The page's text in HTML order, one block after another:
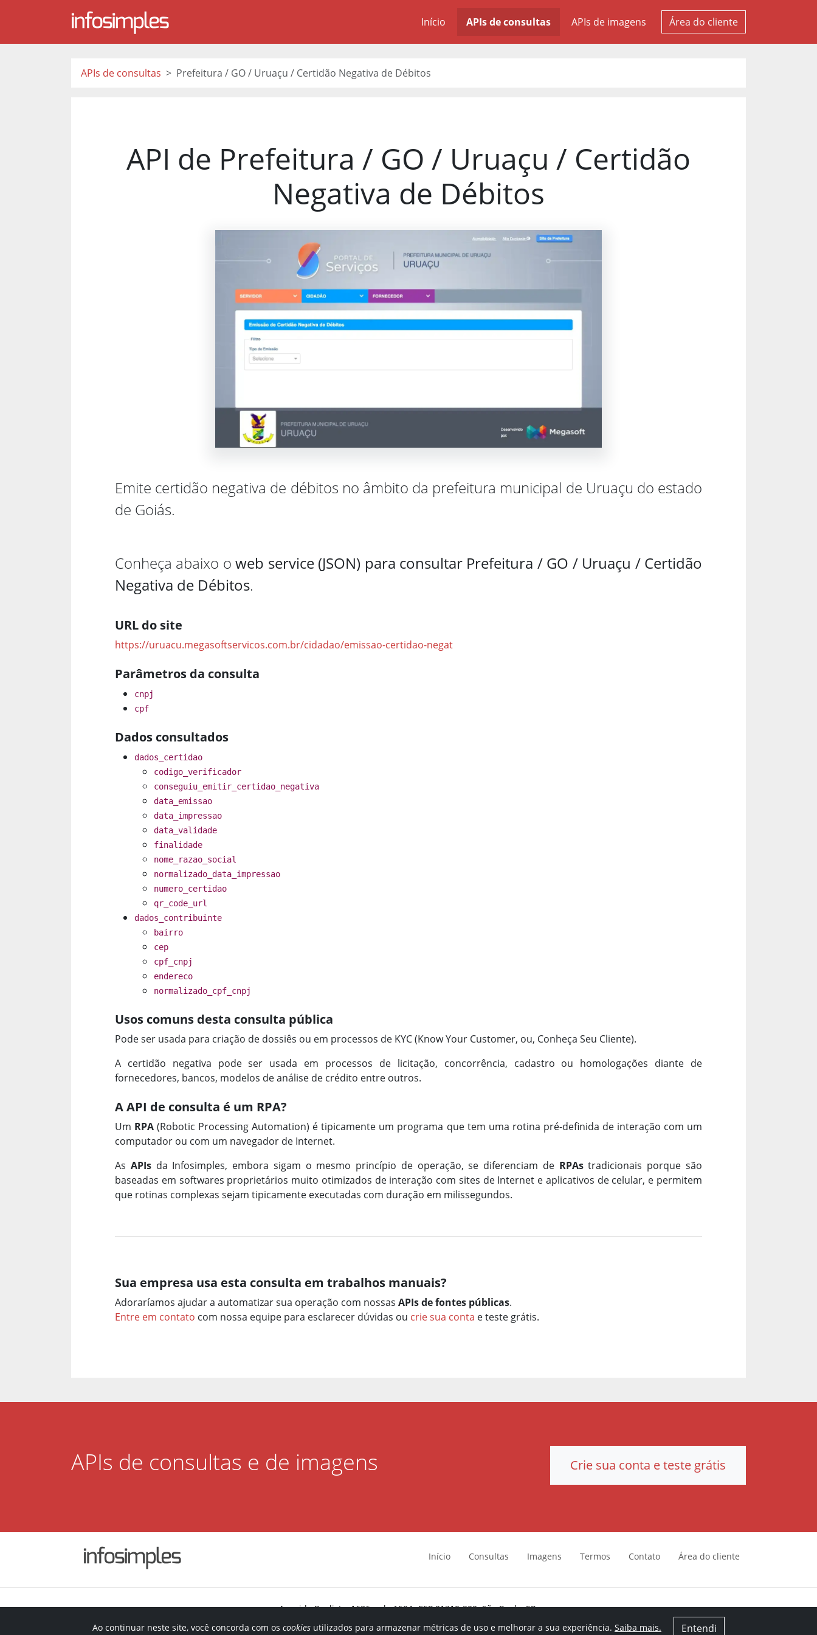
Início APIs de consultas APIs de imagens Área do cliente
APIs de consultas Prefeitura / GO / Uruaçu / Certidão Negativa de Débitos
API de Prefeitura / GO / Uruaçu / Certidão
Negativa de Débitos
Emite certidão negativa de débitos no âmbito da prefeitura municipal de Uruaçu do estado
de Goiás.
Conheça abaixo oweb service (JSON) para consultar Prefeitura / GO / Uruaçu / Certidão
Negativa de Débitos.
URL do site
https://uruacu.megasoftservicos.com.br/cidadao/emissao-certidao-negat
Parâmetros da consulta
cnpj
cpf
Dados consultados
dados_certidao
codigo_verificador
conseguiu_emitir_certidao_negativa
data_emissao
data_impressao
data_validade
finalidade
nome_razao_social
normalizado_data_impressao
numero_certidao
qr_code_url
dados_contribuinte
bairro
cep
cpf_cnpj
endereco
normalizado_cpf_cnpj
Usos comuns desta consulta pública
Pode ser usada para criação de dossiês ou em processos de KYC (Know Your Customer, ou, Conheça Seu Cliente).
A certidão negativa pode ser usada em processos de licitação, concorrência, cadastro ou homologações diante de
fornecedores, bancos, modelos de análise de crédito entre outros.
A API de consulta é um RPA?
Um RPA (Robotic Processing Automation) é tipicamente um programa que tem uma rotina pré-definida de interação com um
computador ou com um navegador de Internet.
As APIsda Infosimples, embora sigam o mesmo princípio de operação, se diferenciam de RPAstradicionais porque são
baseadas em softwares proprietários muito otimizados de interação com sites de Internet e aplicativos de celular, e permitem
que rotinas complexas sejam tipicamente executadas com duração em milissegundos.
Sua empresa usa esta consulta em trabalhos manuais?
Adoraríamos ajudar a automatizar sua operação com nossas APIs de fontes públicas.
Entre em contato com nossa equipe para esclarecer dúvidas ou crie sua conta e teste grátis.
APIs de consultas e de imagens Crie sua conta e teste grátis
Início Consultas Imagens Termos Contato Área do cliente
Avenida Paulista, 1636, sala 1504. CEP 01310-200. São Paulo, SP.
© 2011-2026Infosimples.
Ao continuar neste site, você concorda com os cookies utilizados para armazenar métricas de uso e melhorar a sua experiência. Saiba mais. Entendi